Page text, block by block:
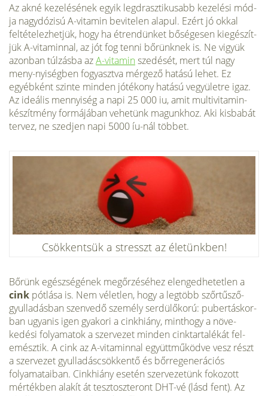
Az akné kezelésének egyik legdrasztikusabb kezelési mód­
ja nagydózisú A-vitamin bevitelen alapul. Ezért jó okkal
feltételezhetjük, hogy ha étrendünket bőségesen kiegészít­
jük A-vitaminnal, az jót fog tenni bőrünknek is. Ne vigyük
azonban túlzásba azA-vitamin szedését, mert túl nagy
meny-nyiségben fogyasztva mérgező hatású lehet. Ez
egyébként szinte minden jótékony hatású vegyületre igaz.
Az ideális mennyiség a napi 25 000 iu, amit multivitamin-
készítmény formájában vehetünk magunkhoz. Aki kisbabát
tervez, ne szedjen napi 5000 íu-nál többet.
Csökkentsük a stresszt az életünkben!
Bőrünk egészségének megőrzéséhez elengedhetetlen a
cink pótlása is. Nem véletlen, hogy a legtöbb szőrtűsző-
gyulladásban szenvedő személy serdülőkorú: pubertáskor­
ban ugyanis igen gyakori a cinkhiány, minthogy a növe­
kedési folyamatok a szervezet minden cinktartalékát fel­
emésztik. A cink az A-vitaminnal együttműködve vesz részt
a szervezet gyulladáscsökkentő és bőrregenerációs
folyama­taiban. Cinkhiány esetén szervezetünk fokozott
mérték­ben alakít át tesztoszteront DHT-vé (lásd fent). Az